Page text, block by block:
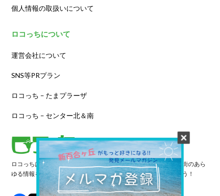
個人情報の取扱いについて
ロコっちについて
運営会社について
SNS等PRプラン
ロコっち – たまプラーザ
ロコっち – センター北＆南
ロコっちは、あなたのジモト体験を豊かにする情報サイトです。街のあら
ゆる情報を収集し、日々更新しています。早速情報を探してみよう！